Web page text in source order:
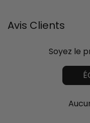
Avis Clients
Soyez le